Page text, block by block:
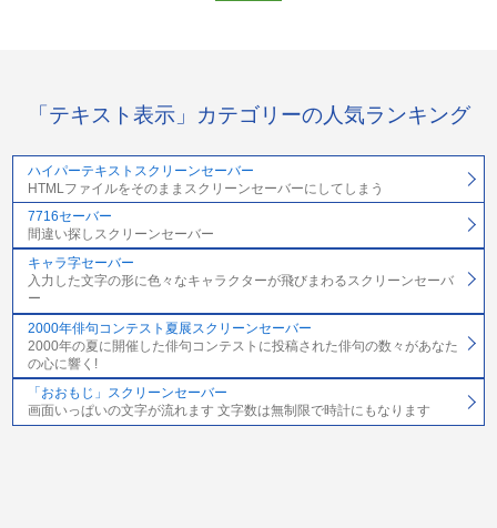
「テキスト表示」カテゴリーの人気ランキング
ハイパーテキストスクリーンセーバー
HTMLファイルをそのままスクリーンセーバーにしてしまう
7716セーバー
間違い探しスクリーンセーバー
キャラ字セーバー
入力した文字の形に色々なキャラクターが飛びまわるスクリーンセーバ
ー
2000年俳句コンテスト夏展スクリーンセーバー
2000年の夏に開催した俳句コンテストに投稿された俳句の数々があなた
の心に響く!
「おおもじ」スクリーンセーバー
画面いっぱいの文字が流れます 文字数は無制限で時計にもなります